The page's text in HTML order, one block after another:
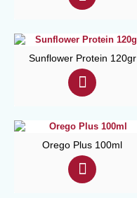
Sunflower Protein 120gr
Orego Plus 100ml